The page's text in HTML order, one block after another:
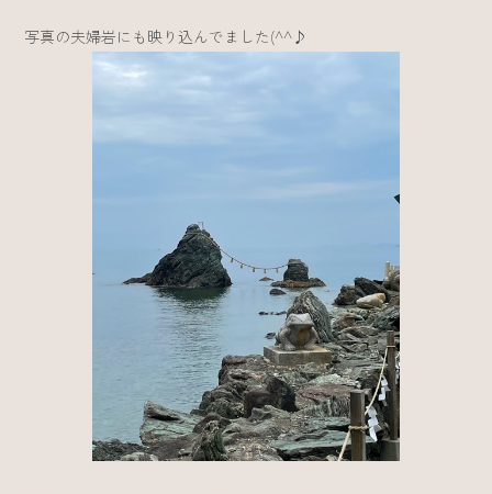
写真の夫婦岩にも映り込んでました(^^♪